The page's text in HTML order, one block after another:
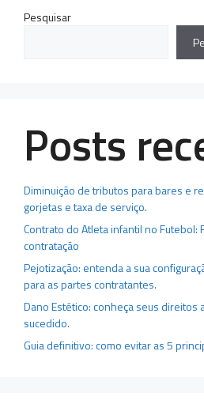
Pesquisar
Posts
Diminuição de tributos para bares e
gorjetas e taxa de serviço.
Contrato do Atleta infantil no Futebol:
contratação
Pejotização: entenda a sua
para as partes contratantes.
Dano Estético: conheça seus direitos
sucedido.
Guia definitivo: como evitar as 5